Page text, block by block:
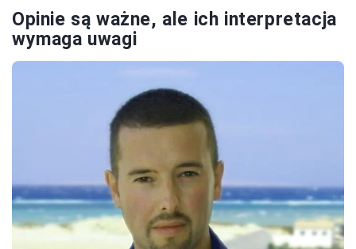
Opinie są ważne, ale ich interpretacja
wymaga uwagi